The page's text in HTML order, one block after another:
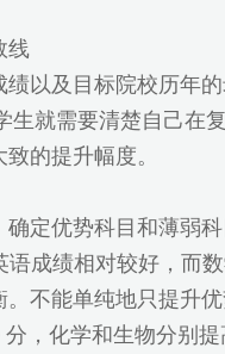
线
以及目标院校历年
生就需要清楚自己在
的提升幅度。
定优势科目和薄弱
成绩相对较好，而
不能单纯地只提升
，化学和生物分别